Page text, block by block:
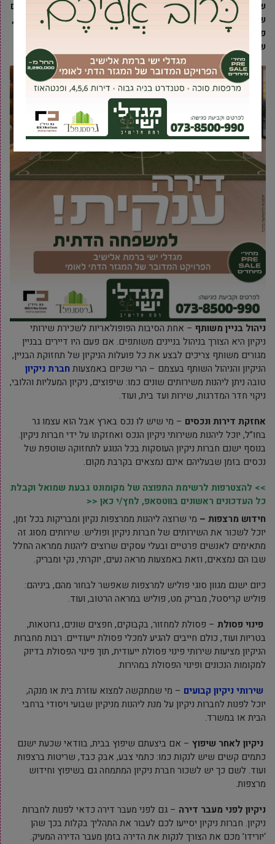
שירותיהן, כאשר החברות מציעות מלבד שירותי ניקיון, גם שירותים
שונים כמו: פוליש לרצפות, שירותי אחזקת מבנים, שירותי תחזוקה,
פינוי פסולת, שיפוצים קלים ועוד. אז מתי אתם ואחרים תצטרכו
שירותים מסוג זה? כמה דוגמאות בהמשך:
ניהול בניין משותף – אחת הסיבות הפופולאריות לשכירת שירותי
ניקיון היא הצורך בניהול בניינים משותפים. אם פעם היו דיירים בבניין
מגורים משותף צריכים לבצע את כל פועלות הניקיון של תחזוקת הבניין,
הניקיון והניהול השותף בעצמם – הרי שכיום באמצעותחברת ניקיון
טובה ניתן ליהנות משירותים שונים כמו: שיפוצים, ניקיון המעליות והלובי,
ניקוי חדר המדרגות, שירות ועד בית, ועוד.
אחזקת דירות ונכסים – מי שיש לו נכס בארץ אבל הוא עצמו גר
בחו”ל, יוכל ליהנות משירותי ניקיון הנכס ואחזקתו על ידי חברות ניקיון.
בנוסף ישנם חברות ניקיון העוסקות בכל הנוגע לתחזוקה שוטפת של
נכסים בזמן שבעליהם אינם נמצאים בקרבת מקום.
>> להצטרפות לרשימת התפוצה של מקומונט גבעת שמואל וקבלת
כל העדכונים ראשונים בווטסאפ, לחץ/י כאן <<
חידוש מרצפות – מי שרוצה ליהנות ממרצפות נקיון ומבריקות בכל זמן,
יוכל לשכור את השירותים של חברות ניקיון ופוליש. שירותים מסוג זה
מתאימים לאנשים פרטיים ובעלי עסקים שרוצים ליהנות ממראה החלל
שבו הם נמצאים, וזאת באמצעות מראה נעים, יוקרתי, נקי ומבריק.
כיום ישנם מגוון סוגי פוליש למרצפות שאפשר לבחור מהם, ביניהם:
פוליש קריסטל, מבריק מט, פוליש במראה הרטוב, ועוד.
פינוי פסולת – פסולת למחזור, בקבוקים, חפצים שונים, גרוטאות,
בטריות ועוד, כולם חייבים להגיע למכלי פסולת ייעודיים. רבות מחברות
הניקיון מציעות שירותי פינוי פסולת ייעודית, תוך פינוי הפסולת בדיוק
למקומות הנכונים ופינוי הפסולת במהירות.
שירותי ניקיון קבועים – מי שמתקשה למצוא עוזרת בית או מנקה,
יוכל לפנות לחברות ניקיון על מנת ליהנות מניקיון שבועי ויסודי ברחבי
הבית או במשרד.
ניקיון לאחר שיפוץ – אם ביצעתם שיפוץ בבית, בוודאי שכעת ישנם
כתמים קשים שיש לנקות כמו: כתמי צבע, אבק כבד, שריטות ברצפות
ועוד. לשם כך יש לשכור חברת ניקיון המתמחה גם בשיפוץ וחידוש
מרצפות.
ניקיון לפני מעבר דירה – גם לפני מעבר דירה כדאי לפנות לחברות
ניקיון. חברות ניקיון יסייעו לכם לעבור את התהליך בקלות בכך שהן
‘יורידו’ מכם את הצורך לנקות את הדירה בזמן מעבר הדירה המעיק.